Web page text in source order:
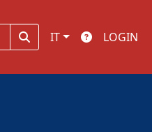
IT LOGIN